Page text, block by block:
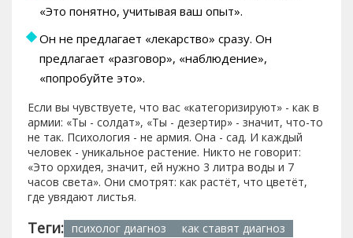
«Это понятно, учитывая ваш опыт».
Он не предлагает «лекарство» сразу. Он
предлагает «разговор», «наблюдение»,
«попробуйте это».
Если вы чувствуете, что вас «категоризируют» - как в
армии: «Ты - солдат», «Ты - дезертир» - значит, что-то
не так. Психология - не армия. Она - сад. И каждый
человек - уникальное растение. Никто не говорит:
«Это орхидея, значит, ей нужно 3 литра воды и 7
часов света». Они смотрят: как растёт, что цветёт,
где увядают листья.
Теги: психолог диагноз
как ставят диагноз